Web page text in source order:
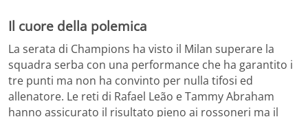
Il cuore della polemica
La serata di Champions ha visto il Milan superare la
squadra serba con una performance che ha garantito i
tre punti ma non ha convinto per nulla tifosi ed
allenatore. Le reti di Rafael Leão e Tammy Abraham
hanno assicurato il risultato pieno ai rossoneri ma il